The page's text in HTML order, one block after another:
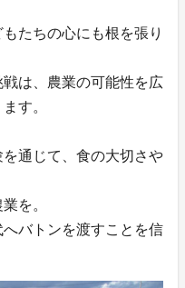
たちの心にも根を張り
は、農業の可能性を広
す。
通じて、食の大切さや
を。
バトンを渡すことを信